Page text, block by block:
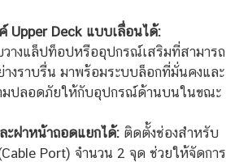
Upper Deck แบบเลื่อนได้:
างแล็ปท็อปหรืออุปกรณ์เสริมที่สามารถ
งราบรื่น มาพร้อมระบบล็อกที่มั่นคงและ
มปลอดภัยให้กับอุปกรณ์ด้านบนในขณะ
ะฝาหน้าถอดแยกได้:ติดตั้งช่องสำหรับ
Port) จำนวน 2 จุด ช่วยให้จัดการ